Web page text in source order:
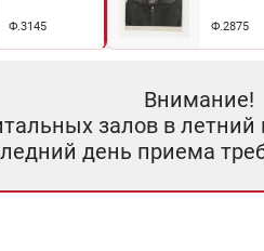
Ф.3145 Ф.2875
Внимание!
залов в летний
день приема